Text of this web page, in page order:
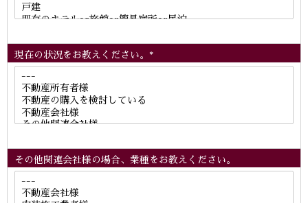
現在の状況をお教えください。*
その他関連会社様の場合、業種をお教えください。